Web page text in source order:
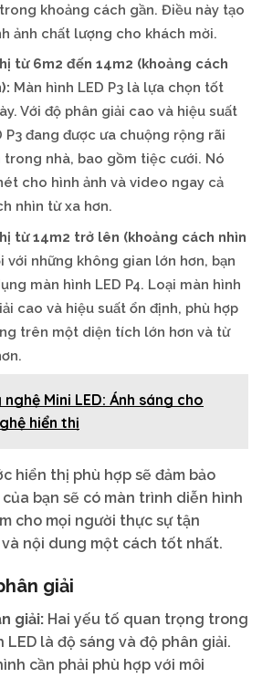
khoảng cách gần. Điều này tạo
ảnh chất lượng cho khách mời.
từ 6m2 đến 14m2 (khoảng cách
Màn hình LED P3 là lựa chọn tốt
Với độ phân giải cao và hiệu suất
P3 đang được ưa chuộng rộng rãi
nhà, bao gồm tiệc cưới. Nó
cho hình ảnh và video ngay cả
nhìn từ xa hơn.
từ 14m2 trở lên (khoảng cách nhìn
với những không gian lớn hơn, bạn
màn hình LED P4. Loại màn hình
cao và hiệu suất ổn định, phù hợp
trên một diện tích lớn hơn và từ
nghệ Mini LED: Ánh sáng cho
hiển thị
hiển thị phù hợp sẽ đảm bảo
bạn sẽ có màn trình diễn hình
cho mọi người thực sự tận
nội dung một cách tốt nhất.
giải
giải: Hai yếu tố quan trọng trong
LED là độ sáng và độ phân giải.
cần phải phù hợp với môi